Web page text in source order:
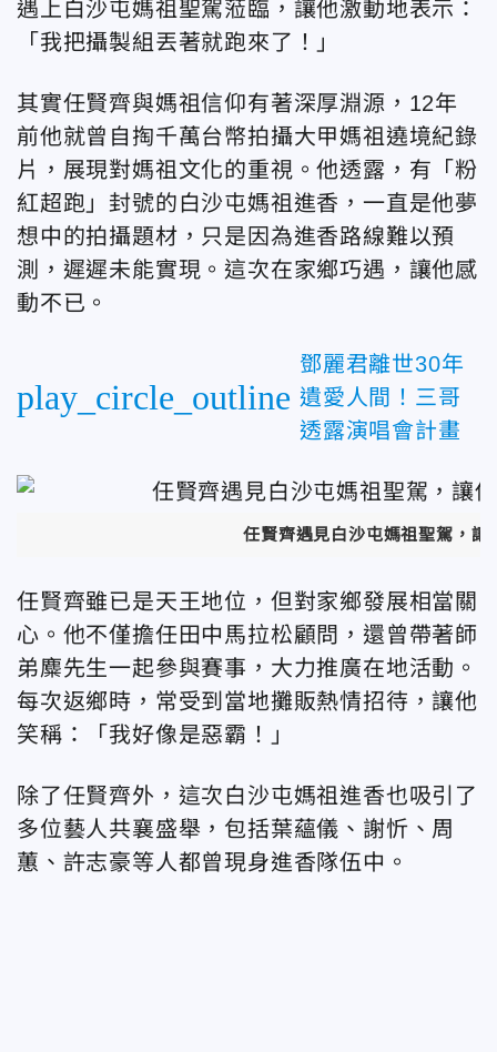
遇上白沙屯媽祖聖駕蒞臨，讓他激動地表示：
「我把攝製組丟著就跑來了！」
其實任賢齊與媽祖信仰有著深厚淵源，12年
前他就曾自掏千萬台幣拍攝大甲媽祖遶境紀錄
片，展現對媽祖文化的重視。他透露，有「粉
紅超跑」封號的白沙屯媽祖進香，一直是他夢
想中的拍攝題材，只是因為進香路線難以預
測，遲遲未能實現。這次在家鄉巧遇，讓他感
動不已。
play_circle_outline
鄧麗君離世30年
遺愛人間！三哥
透露演唱會計畫
任賢齊遇見白沙屯媽祖聖駕，
任賢齊雖已是天王地位，但對家鄉發展相當關
心。他不僅擔任田中馬拉松顧問，還曾帶著師
弟麋先生一起參與賽事，大力推廣在地活動。
每次返鄉時，常受到當地攤販熱情招待，讓他
笑稱：「我好像是惡霸！」
除了任賢齊外，這次白沙屯媽祖進香也吸引了
多位藝人共襄盛舉，包括葉蘊儀、謝忻、周
蕙、許志豪等人都曾現身進香隊伍中。